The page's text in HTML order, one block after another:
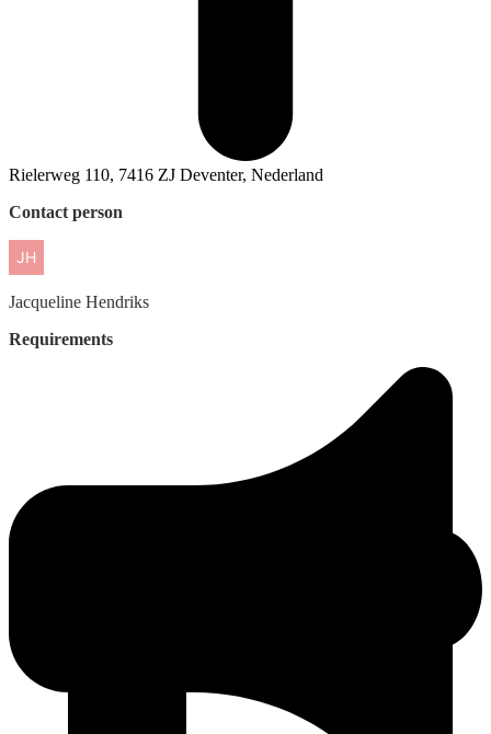
Rielerweg 110, 7416 ZJ Deventer, Nederland
Contact person
Jacqueline Hendriks
Requirements